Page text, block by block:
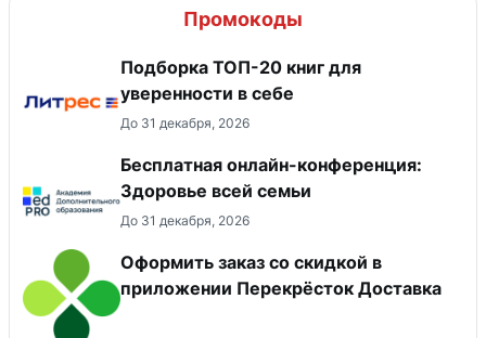
Промокоды
Подборка ТОП-20 книг для
уверенности в себе
До 31 декабря, 2026
Бесплатная онлайн-конференция:
Здоровье всей семьи
До 31 декабря, 2026
Оформить заказ со скидкой в
приложении Перекрёсток Доставка